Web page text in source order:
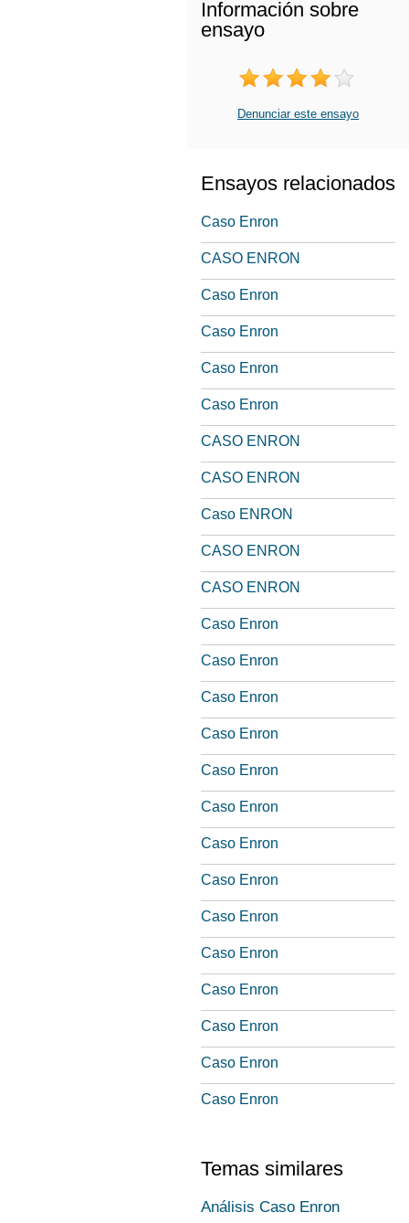
Información sobre
ensayo
Denunciar este ensayo
Ensayos relacionados
Caso Enron
CASO ENRON
Caso Enron
Caso Enron
Caso Enron
Caso Enron
CASO ENRON
CASO ENRON
Caso ENRON
CASO ENRON
CASO ENRON
Caso Enron
Caso Enron
Caso Enron
Caso Enron
Caso Enron
Caso Enron
Caso Enron
Caso Enron
Caso Enron
Caso Enron
Caso Enron
Caso Enron
Caso Enron
Caso Enron
Temas similares
Análisis Caso Enron